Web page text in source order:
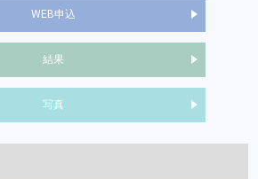
WEB申込
結果
写真